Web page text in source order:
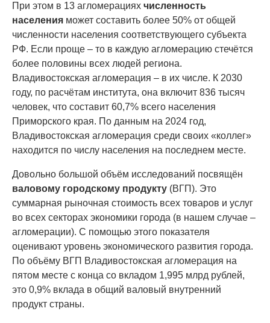
При этом в 13 агломерациях численность
населения может составить более 50% от общей
численности населения соответствующего субъекта
РФ. Если проще – то в каждую агломерацию стечётся
более половины всех людей региона.
Владивостокская агломерация – в их числе. К 2030
году, по расчётам института, она включит 836 тысяч
человек, что составит 60,7% всего населения
Приморского края. По данным на 2024 год,
Владивостокская агломерация среди своих «коллег»
находится по числу населения на последнем месте.
Довольно большой объём исследований посвящён
валовому городскому продукту (ВГП). Это
суммарная рыночная стоимость всех товаров и услуг
во всех секторах экономики города (в нашем случае –
агломерации). С помощью этого показателя
оценивают уровень экономического развития города.
По объёму ВГП Владивостокская агломерация на
пятом месте с конца со вкладом 1,995 млрд рублей,
это 0,9% вклада в общий валовый внутренний
продукт страны.